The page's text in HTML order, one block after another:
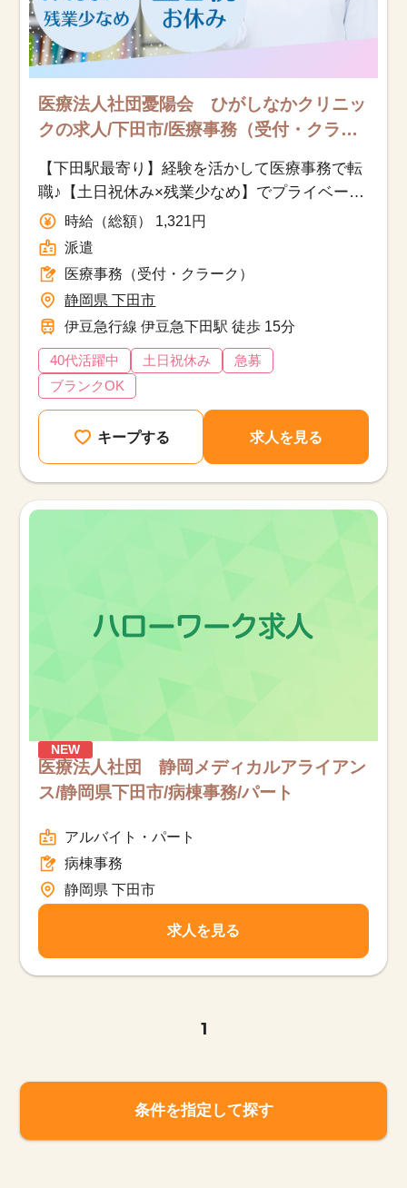
運営会社
医療法人社団憂陽会 ひがしなかクリニッ
クの求人/下田市/医療事務（受付・クラー
ク）/派遣
【下田駅最寄り】経験を活かして医療事務で転
職♪【土日祝休み×残業少なめ】でプライベート
も充実できる環境◎
時給（総額） 1,321円
派遣
医療事務（受付・クラーク）
静岡県 下田市
伊豆急行線 伊豆急下田駅 徒歩 15分
40代活躍中 土日祝休み
急募
ブランクOK
キープする 求人を見る
NEW
医療法人社団 静岡メディカルアライアン
ス/静岡県下田市/病棟事務/パート
アルバイト・パート
病棟事務
静岡県 下田市
求人を見る
1
条件を指定して探す